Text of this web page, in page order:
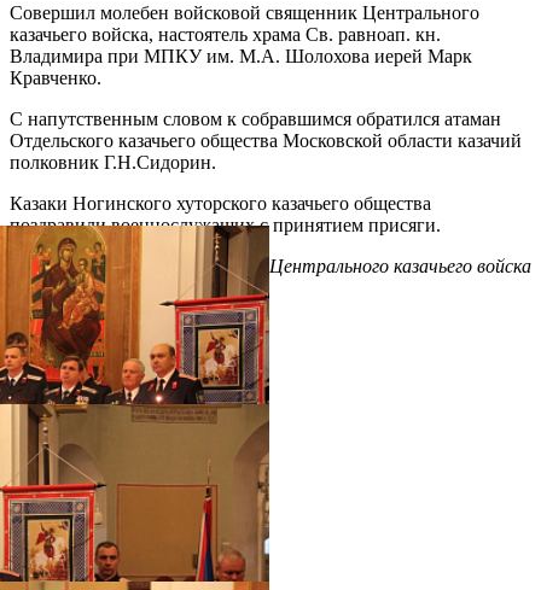
Совершил молебен войсковой священник Центрального
казачьего войска, настоятель храма Св. равноап. кн.
Владимира при МПКУ им. М.А. Шолохова иерей Марк
Кравченко.
С напутственным словом к собравшимся обратился атаман
Отдельского казачьего общества Московской области казачий
полковник Г.Н.Сидорин.
Казаки Ногинского хуторского казачьего общества
поздравили военнослужащих с принятием присяги.
По материалам пресс-службы Центрального казачьего войска
Распечатать
Фото